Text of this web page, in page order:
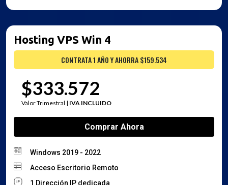
Hosting VPS Win 4
CONTRATA 1 AÑO Y AHORRA $159.534
$333.572
Valor Trimestral | IVA INCLUIDO
Comprar Ahora
Windows 2019 - 2022
Acceso Escritorio Remoto
1 Dirección IP dedicada